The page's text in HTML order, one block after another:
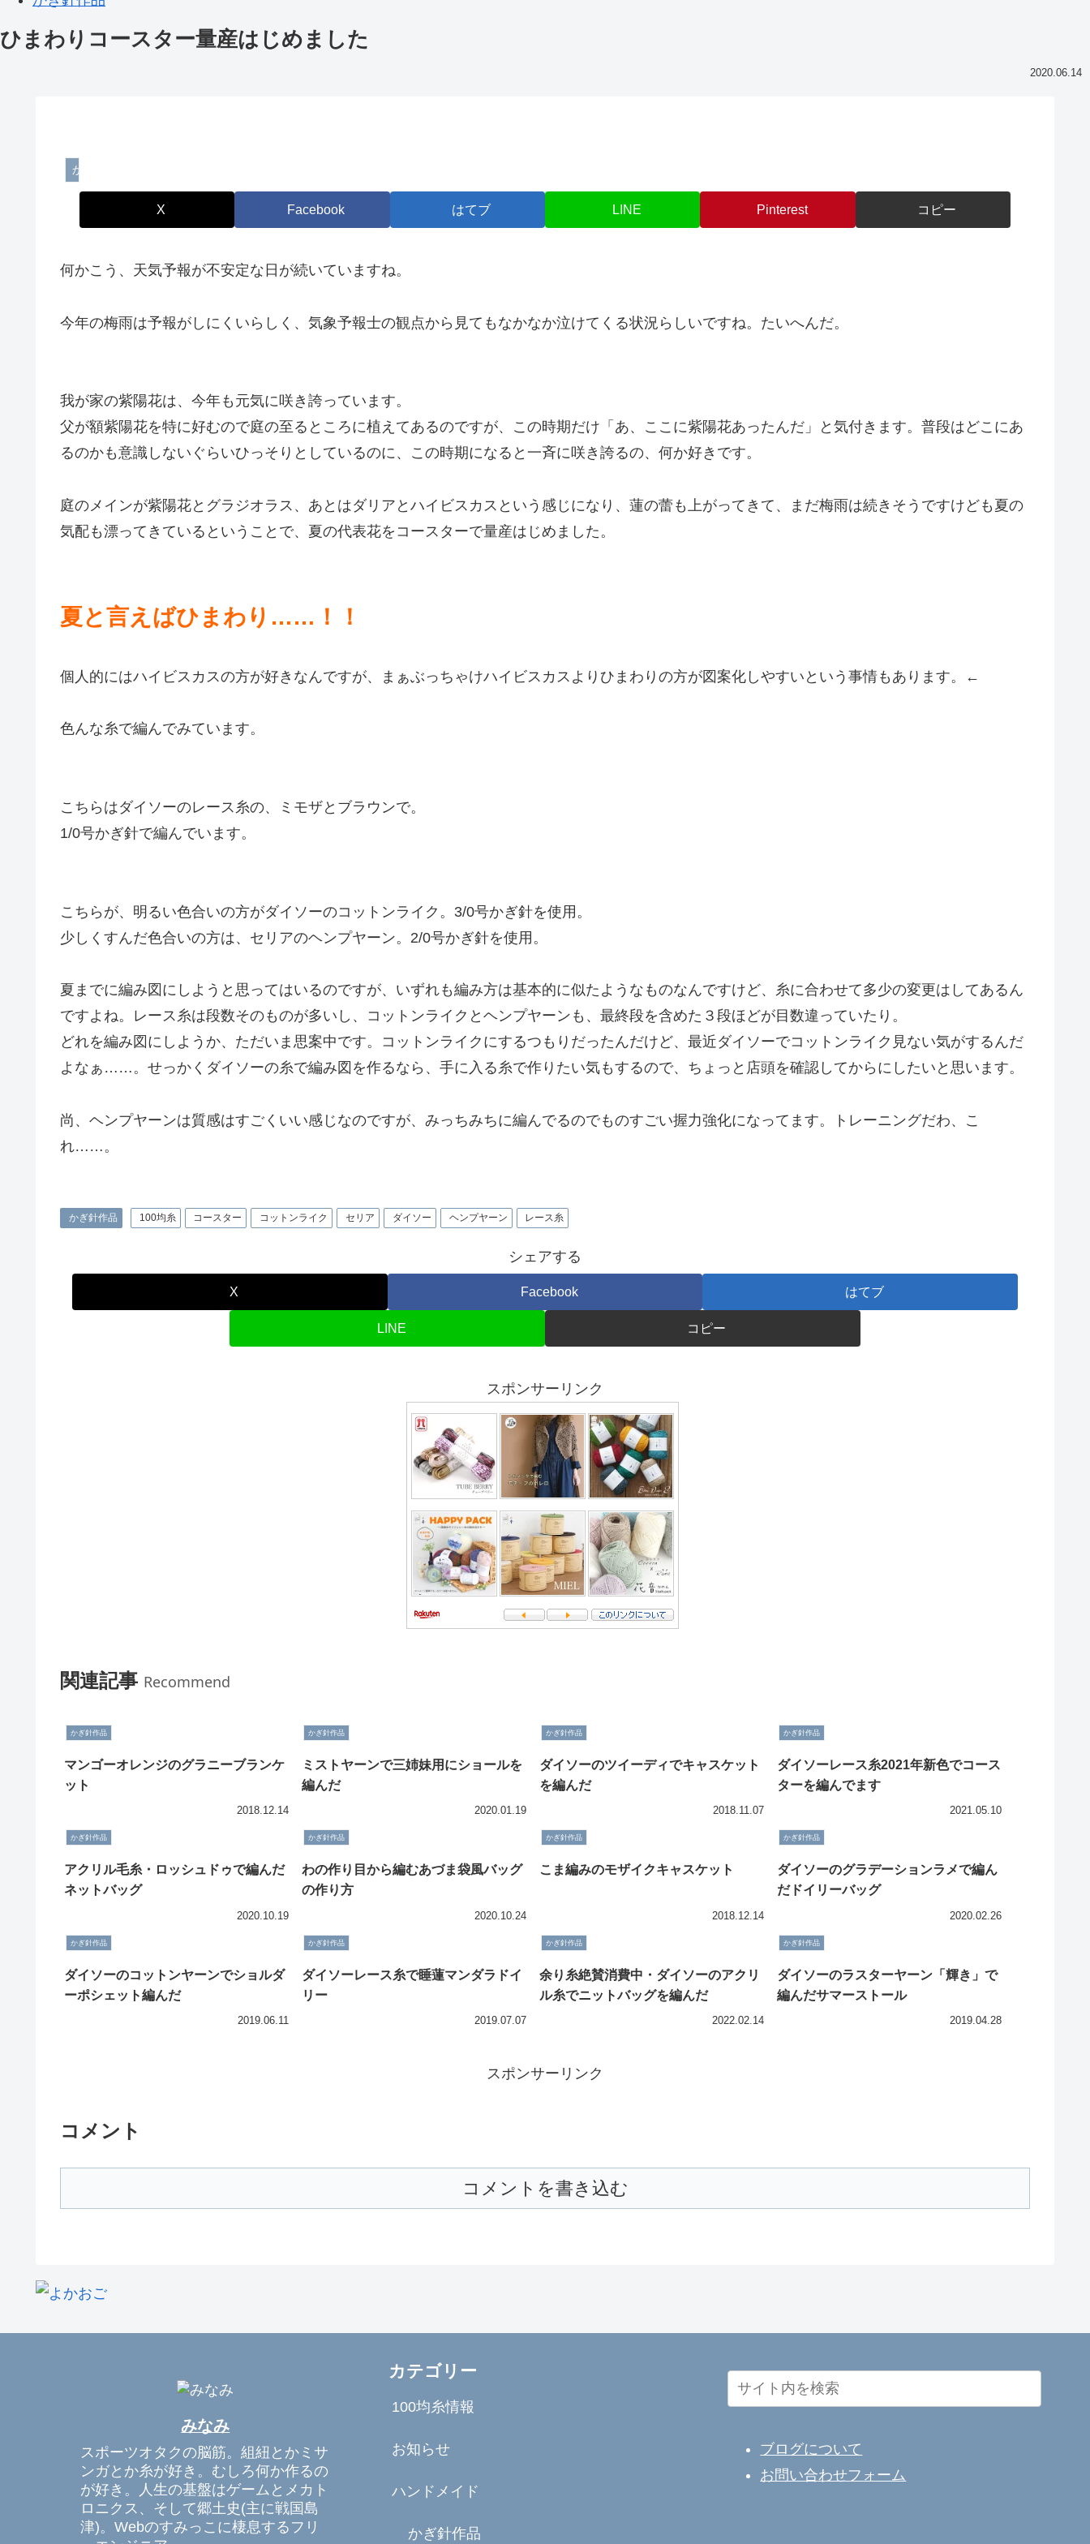
ひまわりコースター量産はじめました
2020.06.14
かぎ針作品
X Facebook はてブ LINE Pinterest コピー
何かこう、天気予報が不安定な日が続いていますね。
今年の梅雨は予報がしにくいらしく、気象予報士の観点から見てもなかなか泣けてくる状況らしいですね。たいへんだ。
我が家の紫陽花は、今年も元気に咲き誇っています。
父が額紫陽花を特に好むので庭の至るところに植えてあるのですが、この時期だけ「あ、ここに紫陽花あったんだ」と気付きます。普段はどこにあ
るのかも意識しないぐらいひっそりとしているのに、この時期になると一斉に咲き誇るの、何か好きです。
庭のメインが紫陽花とグラジオラス、あとはダリアとハイビスカスという感じになり、蓮の蕾も上がってきて、まだ梅雨は続きそうですけども夏の
気配も漂ってきているということで、夏の代表花をコースターで量産はじめました。
夏と言えばひまわり……！！
個人的にはハイビスカスの方が好きなんですが、まぁぶっちゃけハイビスカスよりひまわりの方が図案化しやすいという事情もあります。←
色んな糸で編んでみています。
こちらはダイソーのレース糸の、ミモザとブラウンで。
1/0号かぎ針で編んでいます。
こちらが、明るい色合いの方がダイソーのコットンライク。3/0号かぎ針を使用。
少しくすんだ色合いの方は、セリアのヘンプヤーン。2/0号かぎ針を使用。
夏までに編み図にしようと思ってはいるのですが、いずれも編み方は基本的に似たようなものなんですけど、糸に合わせて多少の変更はしてあるん
ですよね。レース糸は段数そのものが多いし、コットンライクとヘンプヤーンも、最終段を含めた３段ほどが目数違っていたり。
どれを編み図にしようか、ただいま思案中です。コットンライクにするつもりだったんだけど、最近ダイソーでコットンライク見ない気がするんだ
よなぁ……。せっかくダイソーの糸で編み図を作るなら、手に入る糸で作りたい気もするので、ちょっと店頭を確認してからにしたいと思います。
尚、ヘンプヤーンは質感はすごくいい感じなのですが、みっちみちに編んでるのでものすごい握力強化になってます。トレーニングだわ、こ
れ……。
かぎ針作品 100均糸 コースター コットンライク セリア ダイソー ヘンプヤーン レース糸
シェアする
X Facebook はてブ
LINE コピー
スポンサーリンク
関連記事 Recommend
かぎ針作品
マンゴーオレンジのグラニーブランケ
ット
2018.12.14
かぎ針作品
ミストヤーンで三姉妹用にショールを
編んだ
2020.01.19
かぎ針作品
ダイソーのツイーディでキャスケット
を編んだ
2018.11.07
かぎ針作品
ダイソーレース糸2021年新色でコース
ターを編んでます
2021.05.10
かぎ針作品
アクリル毛糸・ロッシュドゥで編んだ
ネットバッグ
2020.10.19
かぎ針作品
わの作り目から編むあづま袋風バッグ
の作り方
2020.10.24
かぎ針作品
こま編みのモザイクキャスケット
2018.12.14
かぎ針作品
ダイソーのグラデーションラメで編ん
だドイリーバッグ
2020.02.26
かぎ針作品
ダイソーのコットンヤーンでショルダ
ーポシェット編んだ
2019.06.11
かぎ針作品
ダイソーレース糸で睡蓮マンダラドイ
リー
2019.07.07
かぎ針作品
余り糸絶賛消費中・ダイソーのアクリ
ル糸でニットバッグを編んだ
2022.02.14
かぎ針作品
ダイソーのラスターヤーン「輝き」で
編んだサマーストール
2019.04.28
スポンサーリンク
コメント
コメントを書き込む
みなみ
スポーツオタクの脳筋。組紐とかミサ
ンガとか糸が好き。むしろ何か作るの
が好き。人生の基盤はゲームとメカト
ロニクス、そして郷土史(主に戦国島
津)。Webのすみっこに棲息するフリ
カテゴリー
100均糸情報
お知らせ
ハンドメイド
かぎ針作品
ブログについて
お問い合わせフォーム